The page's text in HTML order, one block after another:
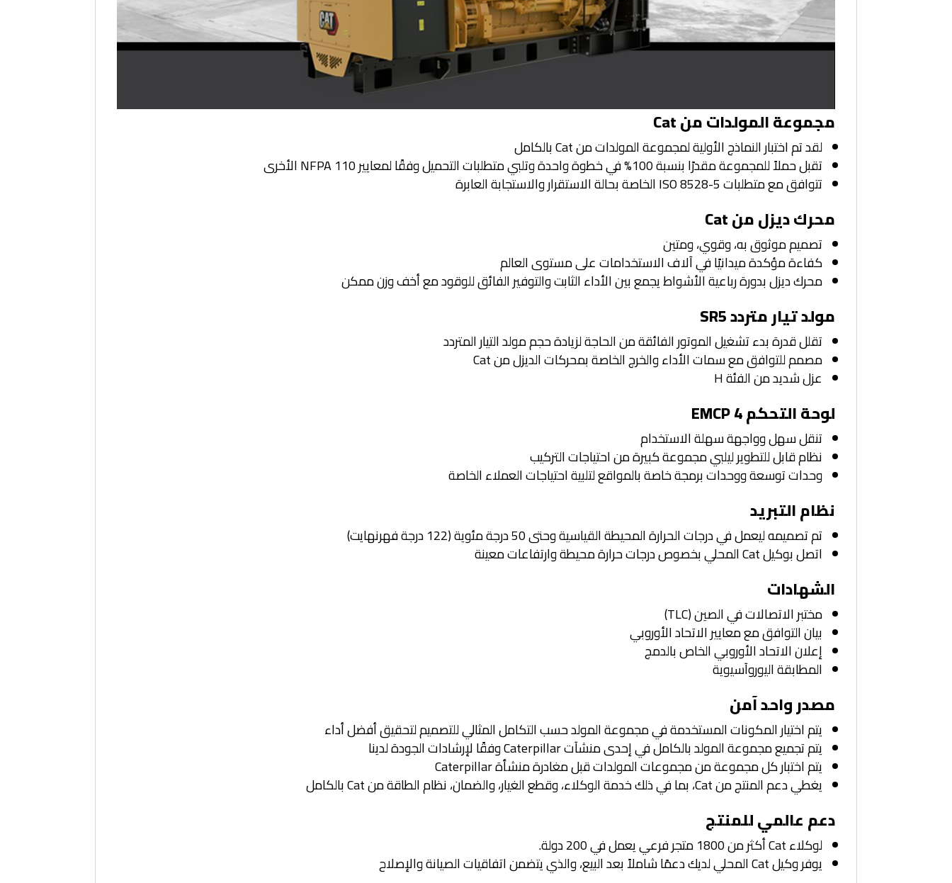
مجموعة المولدات من Cat
لقد تم اختبار النماذج الأولية لمجموعة المولدات من Cat بالكامل
تقبل حملاً للمجموعة مقدرًا بنسبة 100% في خطوة واحدة وتلبي متطلبات التحميل وفقًا لمعايير NFPA 110 الأخرى
تتوافق مع متطلبات ISO 8528-5 الخاصة بحالة الاستقرار والاستجابة العابرة
محرك ديزل من Cat
تصميم موثوق به، وقوي، ومتين
كفاءة مؤكدة ميدانيًا في آلاف الاستخدامات على مستوى العالم
محرك ديزل بدورة رباعية الأشواط يجمع بين الأداء الثابت والتوفير الفائق للوقود مع أخف وزن ممكن
مولد تيار متردد SR5
تقلل قدرة بدء تشغيل الموتور الفائقة من الحاجة لزيادة حجم مولد التيار المتردد
مصمم للتوافق مع سمات الأداء والخرج الخاصة بمحركات الديزل من Cat
عزل شديد من الفئة H
لوحة التحكم EMCP 4
تنقل سهل وواجهة سهلة الاستخدام
نظام قابل للتطوير ليلبي مجموعة كبيرة من احتياجات التركيب
وحدات توسعة ووحدات برمجة خاصة بالمواقع لتلبية احتياجات العملاء الخاصة
نظام التبريد
تم تصميمه ليعمل في درجات الحرارة المحيطة القياسية وحتى 50 درجة مئوية (122 درجة فهرنهايت)
اتصل بوكيل Cat المحلي بخصوص درجات حرارة محيطة وارتفاعات معينة
الشهادات
مختبر الاتصالات في الصين (TLC)
بيان التوافق مع معايير الاتحاد الأوروبي
إعلان الاتحاد الأوروبي الخاص بالدمج
المطابقة اليوروآسيوية
مصدر واحد آمن
يتم اختيار المكونات المستخدمة في مجموعة المولد حسب التكامل المثالي للتصميم لتحقيق أفضل أداء
يتم تجميع مجموعة المولد بالكامل في إحدى منشآت Caterpillar وفقًا لإرشادات الجودة لدينا
يتم اختبار كل مجموعة من مجموعات المولدات قبل مغادرة منشأة Caterpillar
يغطي دعم المنتج من Cat، بما في ذلك خدمة الوكلاء، وقطع الغيار، والضمان، نظام الطاقة من Cat بالكامل
دعم عالمي للمنتج
لوكلاء Cat أكثر من 1800 متجر فرعي يعمل في 200 دولة.
يوفر وكيل Cat المحلي لديك دعمًا شاملاً بعد البيع، والذي يتضمن اتفاقيات الصيانة والإصلاح